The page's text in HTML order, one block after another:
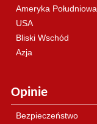
Ameryka Południowa
USA
Bliski Wschód
Azja
Opinie
Bezpieczeństwo